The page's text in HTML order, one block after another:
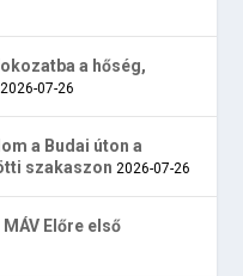
a hőség,
2026-07-26
a Budai úton a
szakaszon 2026-07-26
Előre első